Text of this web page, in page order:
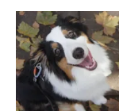
いぬのきもち投稿写真ギャラ
犬は運動後や興奮時